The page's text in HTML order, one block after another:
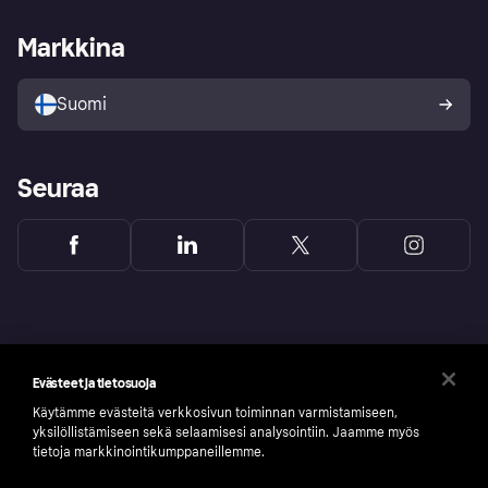
Tutustu kauppoihin
Ostajan turva
Kirjaudu sisään yrityksenä
Markkina
Suomi
Seuraa
Evästeet ja tietosuoja
Käytämme evästeitä verkkosivun toiminnan varmistamiseen,
yksilöllistämiseen sekä selaamisesi analysointiin. Jaamme myös
tietoja markkinointikumppaneillemme.